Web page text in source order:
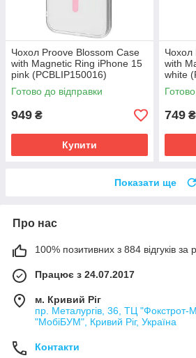
Чохол Proove Blossom Case
with Magnetic Ring iPhone 15
pink (PCBLIP150016)
Готово до відправки
949 ₴
Купити
Чохол
with
white
749 ₴
Показати ще
Про нас
100% позитивних з 884 відгуків за
Працює з 24.07.2017
м. Кривий Ріг
пр. Металургів, 36, ТЦ "Фокстрот-
"МобіБУМ", Кривий Ріг, Україна
Контакти